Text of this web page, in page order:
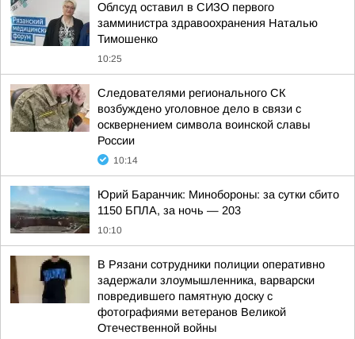
Облсуд оставил в СИЗО первого
замминистра здравоохранения Наталью
Тимошенко
10:25
Следователями регионального СК
возбуждено уголовное дело в связи с
осквернением символа воинской славы
России
10:14
Юрий Баранчик: Минобороны: за сутки сбито
1150 БПЛА, за ночь — 203
10:10
В Рязани сотрудники полиции оперативно
задержали злоумышленника, варварски
повредившего памятную доску с
фотографиями ветеранов Великой
Отечественной войны